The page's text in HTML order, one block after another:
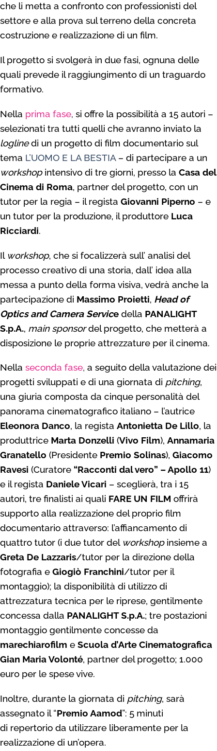
che li metta a confronto con professionisti del
settore e alla prova sul terreno della concreta
costruzione e realizzazione di un film.
Il progetto si svolgerà in due fasi, ognuna delle
quali prevede il raggiungimento di un traguardo
formativo.
Nella prima fase, si offre la possibilità a 15 autori –
selezionati tra tutti quelli che avranno inviato la
loglinedi un progetto di film documentario sul
tema L’UOMO E LA BESTIA – di partecipare a un
workshop intensivo di tre giorni, presso la Casa del
Cinema di Roma, partner del progetto, con un
tutor per la regia – il regista Giovanni Piperno – e
un tutor per la produzione, il produttore Luca
Ricciardi.
Il workshop, che si focalizzerà sull’ analisi del
processo creativo di una storia, dall’ idea alla
messa a punto della forma visiva, vedrà anche la
partecipazione di Massimo Proietti, Head of
Optics and Camera Service della PANALIGHT
S.p.A., main sponsordel progetto, che metterà a
disposizione le proprie attrezzature per il cinema.
Nella seconda fase, a seguito della valutazione dei
progetti sviluppati e di una giornata di pitching,
una giuria composta da cinque personalità del
panorama cinematografico italiano – l’autrice
Eleonora Danco, la regista Antonietta De Lillo, la
produttrice Marta Donzelli (Vivo Film), Annamaria
Granatello (Presidente Premio Solinas), Giacomo
Ravesi (Curatore “Racconti dal vero” – Apollo 11)
e il regista Daniele Vicari – sceglierà, tra i 15
autori, tre finalisti ai quali FARE UN FILM offrirà
supporto alla realizzazione del proprio film
documentario attraverso: l’affiancamento di
quattro tutor (i due tutor del workshopinsieme a
Greta De Lazzaris/tutor per la direzione della
fotografia e Giogiò Franchini/tutor per il
montaggio); la disponibilità di utilizzo di
attrezzatura tecnica per le riprese, gentilmente
concessa dalla PANALIGHT S.p.A.; tre postazioni
montaggio gentilmente concesse da
marechiarofilm e Scuola d’Arte Cinematografica
Gian Maria Volonté, partner del progetto; 1.000
euro per le spese vive.
Inoltre, durante la giornata di pitching, sarà
assegnato il “Premio Aamod”: 5 minuti
di repertorio da utilizzare liberamente per la
realizzazione di un’opera.